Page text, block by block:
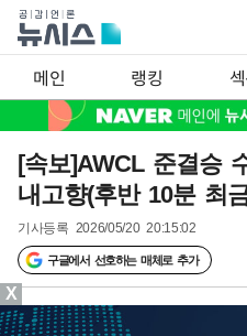
메인 랭킹
[속보]AWCL 준결승
내고향(후반 10분 최
기사등록 2026/05/20 20:15:02
구글에서 선호하는 매체로 추가
X